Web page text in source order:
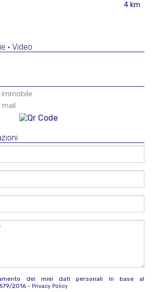
4 km
• Video
dei miei dati personali in base al
2016 - Privacy Policy